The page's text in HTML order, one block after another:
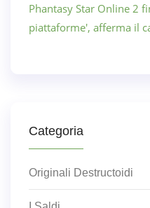
Phantasy Star Online 2
piattaforme', afferma il
Categoria
Originali Destructoidi